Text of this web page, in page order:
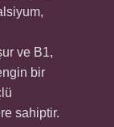
ve B1,
bir
sahiptir.